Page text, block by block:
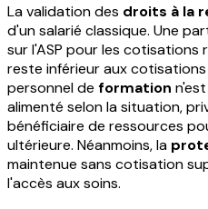
La validation des droits à la
d'un salarié classique. Une
sur l'ASP pour les
reste inférieur aux
personnel de formation
alimenté selon la situation,
bénéficiaire de ressources
ultérieure. Néanmoins, la
maintenue sans cotisation
l'accès aux soins.